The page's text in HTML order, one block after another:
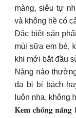
màng, siêu tự
và không hề có
Đặc biệt sản
mùi sữa em bé,
khi mới bắt đầu
Nàng nào
da bị bí bách
luôn nha, không
𝐊𝐞𝐦 𝐜𝐡𝐨̂́𝐧𝐠 𝐧𝐚̆́𝐧𝐠